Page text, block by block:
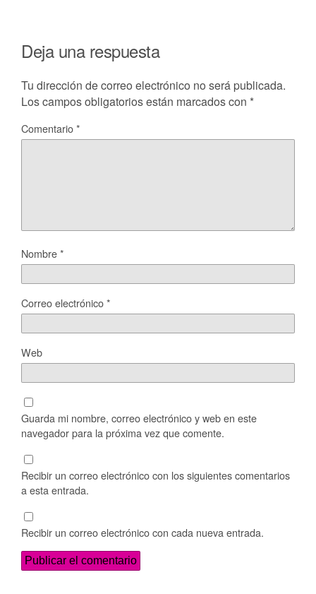
Deja una respuesta
Tu dirección de correo electrónico no será publicada.
Los campos obligatorios están marcados con *
Comentario*
Nombre*
Correo electrónico*
Web
Guarda mi nombre, correo electrónico y web en este
navegador para la próxima vez que comente.
Recibir un correo electrónico con los siguientes comentarios
a esta entrada.
Recibir un correo electrónico con cada nueva entrada.